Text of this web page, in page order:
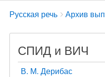
Breadcrumbs
You
here:
Русская речь Архив
СПИД и ВИЧ
В. М. Дерибас